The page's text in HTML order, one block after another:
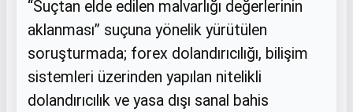
“Suçtan elde edilen malvarlığı değerlerinin
aklanması” suçuna yönelik yürütülen
soruşturmada; forex dolandırıcılığı, bilişim
sistemleri üzerinden yapılan nitelikli
dolandırıcılık ve yasa dışı sanal bahis